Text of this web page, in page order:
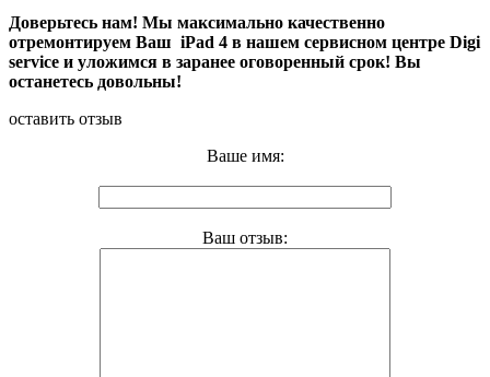
Доверьтесь нам! Мы максимально качественно
отремонтируем Ваш iPad 4 в нашем сервисном центре Digi
service и уложимся в заранее оговоренный срок! Вы
останетесь довольны!
оставить отзыв
Ваше имя:
Ваш отзыв: